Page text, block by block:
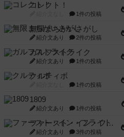
コレクト！
1件の投稿
無限まちがいさがし
紹介文あり 2件の投稿
ガルフストライク
紹介文あり 1件の投稿
クルティボ
1件の投稿
1809
紹介文あり 1件の投稿
ファースト・イン・フライト
紹介文あり 3件の投稿